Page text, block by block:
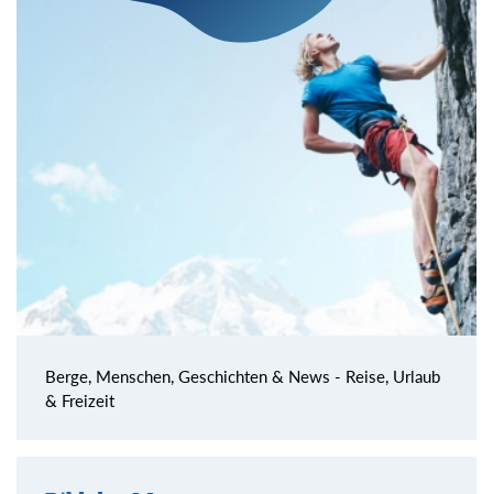
Berge, Menschen, Geschichten & News - Reise, Urlaub
& Freizeit